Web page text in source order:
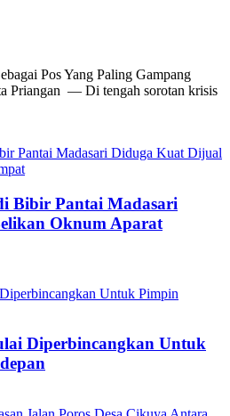
Pos Yang Paling Gampang
Priangan — Di tengah sorotan krisis
Bibir Pantai Madasari
Oknum Aparat
Diperbincangkan Untuk